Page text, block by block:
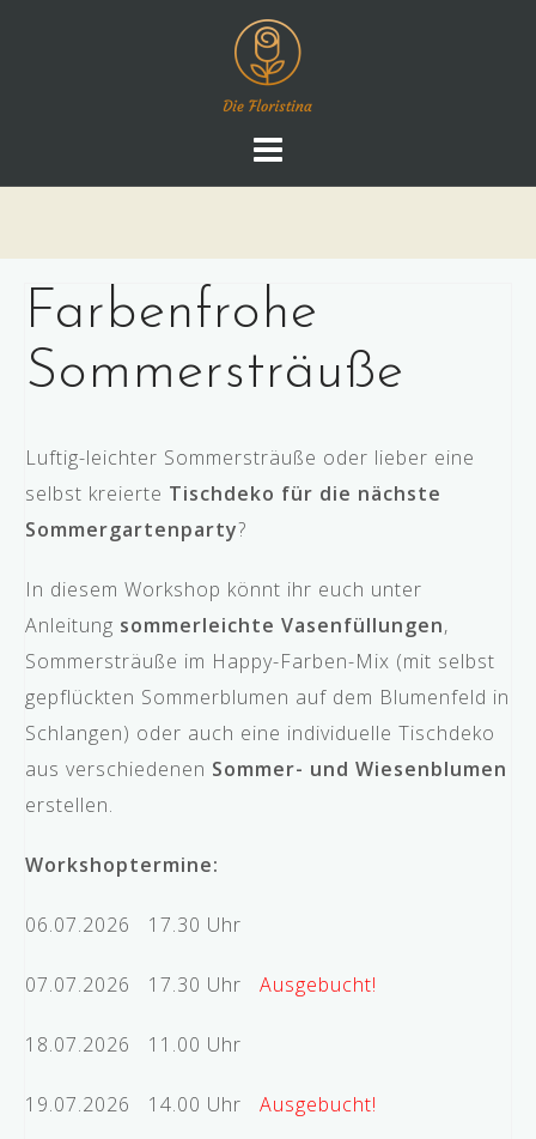
Farbenfrohe
Sommersträuße
Luftig-leichter Sommersträuße oder lieber eine
selbst kreierte Tischdeko für die nächste
Sommergartenparty?
In diesem Workshop könnt ihr euch unter
Anleitung sommerleichte Vasenfüllungen,
Sommersträuße im Happy-Farben-Mix (mit selbst
gepflückten Sommerblumen auf dem Blumenfeld in
Schlangen) oder auch eine individuelle Tischdeko
aus verschiedenen Sommer- und Wiesenblumen
erstellen.
Workshoptermine:
06.07.2026 17.30 Uhr
07.07.2026 17.30 Uhr Ausgebucht!
18.07.2026 11.00 Uhr
19.07.2026 14.00 Uhr Ausgebucht!